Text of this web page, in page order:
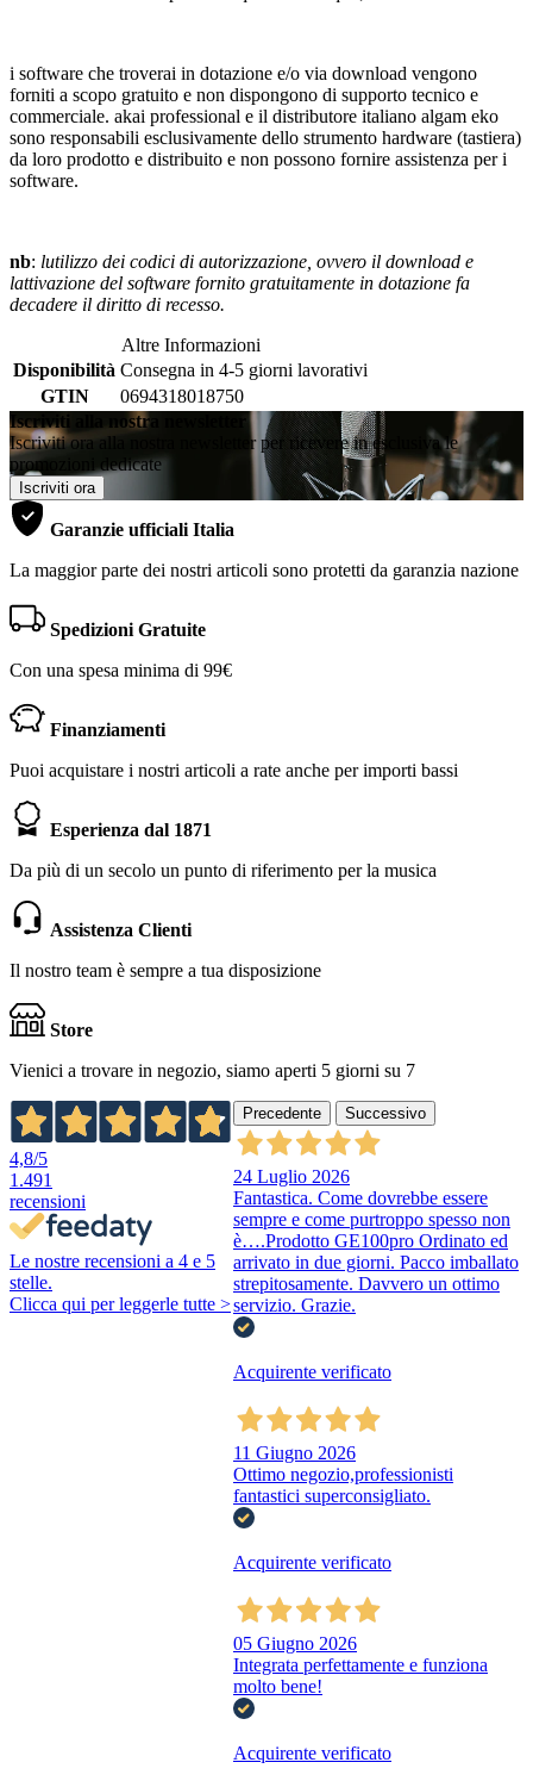
i software che troverai in dotazione e/o via download vengono
forniti a scopo gratuito e non dispongono di supporto tecnico e
commerciale. akai professional e il distributore italiano algam eko
sono responsabili esclusivamente dello strumento hardware (tastiera)
da loro prodotto e distribuito e non possono fornire assistenza per i
software.
nb: lutilizzo dei codici di autorizzazione, ovvero il download e
lattivazione del software fornito gratuitamente in dotazione fa
decadere il diritto di recesso.
Altre Informazioni
Disponibilità Consegna in 4-5 giorni lavorativi
GTIN
0694318018750
Iscriviti alla nostra newsletter
Iscriviti ora alla nostra newsletter per ricevere in esclusiva le
promozioni dedicate
Iscriviti ora
Garanzie ufficiali Italia
La maggior parte dei nostri articoli sono protetti da garanzia nazione
Spedizioni Gratuite
Con una spesa minima di 99€
Finanziamenti
Puoi acquistare i nostri articoli a rate anche per importi bassi
Esperienza dal 1871
Da più di un secolo un punto di riferimento per la musica
Assistenza Clienti
Il nostro team è sempre a tua disposizione
Store
Vienici a trovare in negozio, siamo aperti 5 giorni su 7
4,8/5
1.491
recensioni
Le nostre recensioni a 4 e 5
stelle.
Clicca qui per leggerle tutte >
Precedente Successivo
24 Luglio 2026
Fantastica. Come dovrebbe essere
sempre e come purtroppo spesso non
è….Prodotto GE100pro Ordinato ed
arrivato in due giorni. Pacco imballato
strepitosamente. Davvero un ottimo
servizio. Grazie.
Acquirente verificato
11 Giugno 2026
Ottimo negozio,professionisti
fantastici superconsigliato.
Acquirente verificato
05 Giugno 2026
Integrata perfettamente e funziona
molto bene!
Acquirente verificato